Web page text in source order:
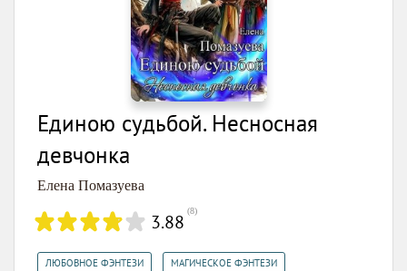
Единою судьбой. Несносная
девчонка
Елена Помазуева
3.88 (8)
ЛЮБОВНОЕ ФЭНТЕЗИ МАГИЧЕСКОЕ ФЭНТЕЗИ